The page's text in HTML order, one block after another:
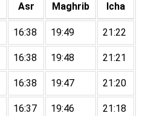
Asr Maghrib Icha
16:38 19:49 21:22
16:38 19:48 21:21
16:38 19:47 21:20
16:37 19:46 21:18